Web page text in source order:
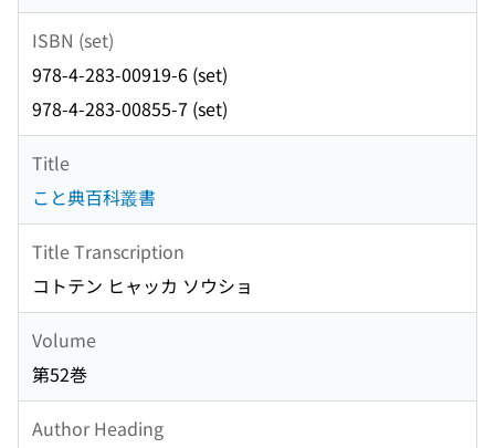
ISBN (set)
978-4-283-00919-6 (set)
978-4-283-00855-7 (set)
Title
こと典百科叢書
Title Transcription
コトテン ヒャッカ ソウショ
Volume
第52巻
Author Heading